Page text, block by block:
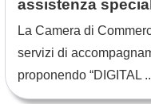
assistenza
La Camera di
servizi di
proponendo “DIGITAL